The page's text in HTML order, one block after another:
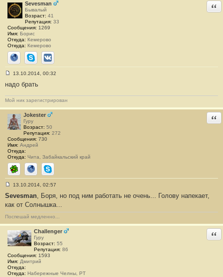
#
3
1
Sevesman
Бывалый
Возраст: 41
Репутация: 33
Сообщения: 1269
Имя: Борис
Откуда: Кемерово
Откуда: Кемерово
СайтSkypeВКонтакте
о
о
б
щ
е
н
и
е
#
3
2
13.10.2014, 00:32
надо брать
Мой ник зарегистрирован
Jokester
Гуру
Возраст: 50
Репутация: 272
Сообщения: 730
Имя: Андрей
Откуда:
Откуда: Чита, Забайкальский край
ICQ СайтSkype
о
б
щ
е
н
и
е
#
3
13.10.2014, 02:57
Sevesman, Боря, но под ним работать не очень... Голову напекает,
как от Солнышка...
Поспешай медленно...
Challenger
Гуру
Возраст: 55
Репутация: 86
Сообщения: 1593
Имя: Дмитрий
Откуда:
Откуда: Набережные Челны, РТ